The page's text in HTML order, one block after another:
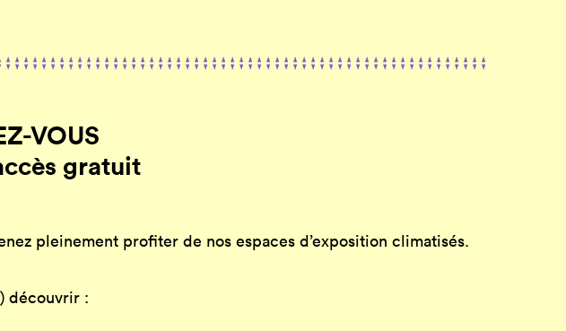
VOUS
gratuit
pleinement profiter de nos espaces d’exposition climatisés.
découvrir :